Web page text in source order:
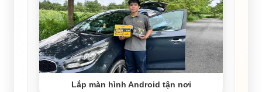
Lắp màn hình Android tận nơi